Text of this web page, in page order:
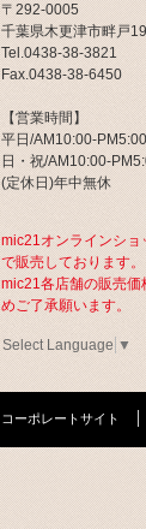
〒292-0005
千葉県木更津市畔戸
Tel.0438-38-3821
Fax.0438-38-6450
【営業時間】
平日/AM10:00-PM5:00
日・祝/AM10:00-
(定休日)年中無休
mic21オンラインシ
で販売しております。
mic21各店舗の販売
めご了承願います。
Select Language ▼
コーポレートサイト